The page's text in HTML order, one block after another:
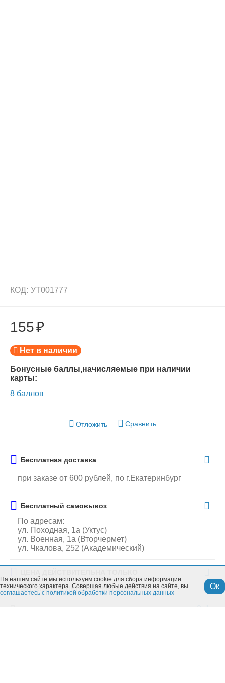
КОД: УТ001777
155₽
Нет в наличии
Бонусные баллы,начисляемые при наличии
карты:
8 баллов
Отложить Сравнить
Бесплатная доставка
при заказе от 600 рублей, по г.Екатеринбург
Бесплатный самовывоз
По адресам:
ул. Походная, 1а (Уктус)
ул. Военная, 1а (Вторчермет)
ул. Чкалова, 252 (Академический)
при заказе в интернет-магазине
Collar
На нашем сайте мы используем cookie для сбора информации
технического характера. Совершая любые действия на сайте, вы
соглашаетесь с политикой обработки персональных данных
Ок